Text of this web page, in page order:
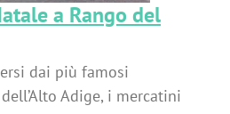
a Rango del
dai più famosi
Adige, i mercatini